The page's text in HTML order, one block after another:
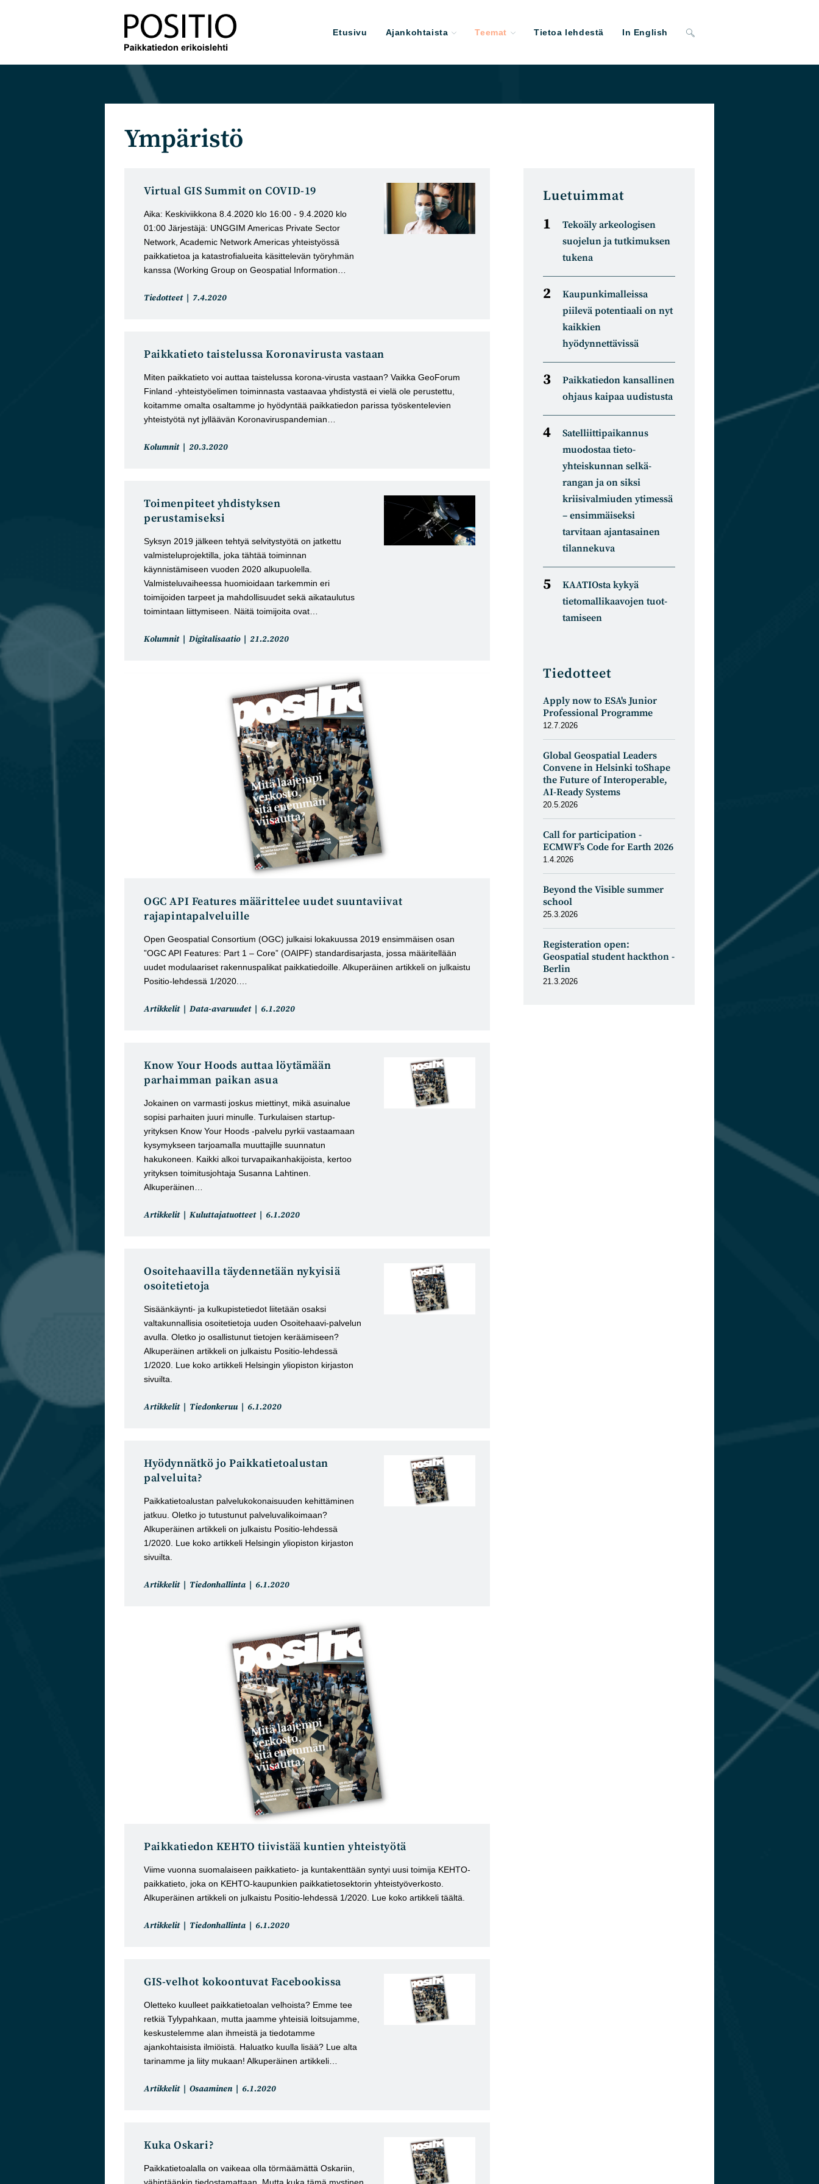
Etusivu Ajankohtaista Teemat Tietoa lehdestä In English Toggle
Ympäristö
Virtual GIS Summit on COVID-19
Aika: Keskiviikkona 8.4.2020 klo 16:00 - 9.4.2020 klo
01:00 Järjestäjä: UNGGIM Americas Private Sector
Network, Academic Network Americas yhteistyössä
paikkatietoa ja katastrofialueita käsittelevän työryhmän
kanssa (Working Group on Geospatial Information…
Artikkelin
Tiedotteet
Artikkeli
7.4.2020
Paikkatieto taistelussa Koronavirusta vastaan
Miten paikkatieto voi auttaa taistelussa korona-virusta vastaan? Vaikka GeoForum
Finland -yhteistyöelimen toiminnasta vastaavaa yhdistystä ei vielä ole perustettu,
koitamme omalta osaltamme jo hyödyntää paikkatiedon parissa työskentelevien
yhteistyötä nyt jylläävän Koronaviruspandemian…
Artikkelin
Kolumnit
Artikkeli
20.3.2020
Toimenpiteet yhdistyksen
perustamiseksi
Syksyn 2019 jälkeen tehtyä selvitystyötä on jatkettu
valmisteluprojektilla, joka tähtää toiminnan
käynnistämiseen vuoden 2020 alkupuolella.
Valmisteluvaiheessa huomioidaan tarkemmin eri
toimijoiden tarpeet ja mahdollisuudet sekä aikataulutus
toimintaan liittymiseen. Näitä toimijoita ovat…
Artikkelin
Kolumnit Digitalisaatio
Artikkeli
21.2.2020
OGC API Features määrittelee uudet suuntaviivat
rajapintapalveluille
Open Geospatial Consortium (OGC) julkaisi lokakuussa 2019 ensimmäisen osan
”OGC API Features: Part 1 – Core” (OAIPF) standardisarjasta, jossa määritellään
uudet modulaariset rakennuspalikat paikkatiedoille. Alkuperäinen artikkeli on julkaistu
Positio-lehdessä 1/2020.…
Artikkelin
Artikkelit Data-avaruudet
Artikkeli
6.1.2020
Know Your Hoods auttaa löytämään
parhaimman paikan asua
Jokainen on varmasti joskus miettinyt, mikä asuinalue
sopisi parhaiten juuri minulle. Turkulaisen startup-
yrityksen Know Your Hoods -palvelu pyrkii vastaamaan
kysymykseen tarjoamalla muuttajille suunnatun
hakukoneen. Kaikki alkoi turvapaikanhakijoista, kertoo
yrityksen toimitusjohtaja Susanna Lahtinen.
Alkuperäinen…
Artikkelin
Artikkelit Kuluttajatuotteet
Artikkeli
6.1.2020
Osoitehaavilla täydennetään nykyisiä
osoitetietoja
Sisäänkäynti- ja kulkupistetiedot liitetään osaksi
valtakunnallisia osoitetietoja uuden Osoitehaavi-palvelun
avulla. Oletko jo osallistunut tietojen keräämiseen?
Alkuperäinen artikkeli on julkaistu Positio-lehdessä
1/2020. Lue koko artikkeli Helsingin yliopiston kirjaston
sivuilta.
Artikkelin
Artikkelit Tiedonkeruu
Artikkeli
6.1.2020
Hyödynnätkö jo Paikkatietoalustan
palveluita?
Paikkatietoalustan palvelukokonaisuuden kehittäminen
jatkuu. Oletko jo tutustunut palveluvalikoimaan?
Alkuperäinen artikkeli on julkaistu Positio-lehdessä
1/2020. Lue koko artikkeli Helsingin yliopiston kirjaston
sivuilta.
Artikkelin
Artikkelit Tiedonhallinta
Artikkeli
6.1.2020
Paikkatiedon KEHTO tiivistää kuntien yhteistyötä
Viime vuonna suomalaiseen paikkatieto- ja kuntakenttään syntyi uusi toimija KEHTO-
paikkatieto, joka on KEHTO-kaupunkien paikkatietosektorin yhteistyöverkosto.
Alkuperäinen artikkeli on julkaistu Positio-lehdessä 1/2020. Lue koko artikkeli täältä.
Artikkelin
Artikkelit Tiedonhallinta
Artikkeli
6.1.2020
GIS-velhot kokoontuvat Facebookissa
Oletteko kuulleet paikkatietoalan velhoista? Emme tee
retkiä Tylypahkaan, mutta jaamme yhteisiä loitsujamme,
keskustelemme alan ihmeistä ja tiedotamme
ajankohtaisista ilmiöistä. Haluatko kuulla lisää? Lue alta
tarinamme ja liity mukaan! Alkuperäinen artikkeli…
Artikkelin
Artikkelit Osaaminen
Artikkeli
6.1.2020
Kuka Oskari?
Paikkatietoalalla on vaikeaa olla törmäämättä Oskariin,
Luetuimmat
Tekoäly arkeologisen
suojelun ja tutkimuksen
tukena
Kaupunkimalleissa
piilevä potentiaali on nyt
kaikkien
hyödynnettävissä
Paikkatiedon kansallinen
ohjaus kaipaa uudistusta
Satelliitti­paikannus
muodostaa tieto­
yhteiskunnan selkä­
rangan ja on siksi
kriisivalmiuden ytimessä
– ensimmäiseksi
tarvitaan ajantasainen
tilannekuva
KAATIOsta kykyä
tietomal­likaa­vojen tuot­
tamiseen
Tiedotteet
Apply now to ESA's Junior
Professional Programme
12.7.2026
Global Geospatial Leaders
Convene in Helsinki toShape
the Future of Interoperable,
AI-Ready Systems
20.5.2026
Call for participation -
ECMWF’s Code for Earth 2026
1.4.2026
Beyond the Visible summer
school
25.3.2026
Registeration open:
Geospatial student hackthon -
Berlin
21.3.2026